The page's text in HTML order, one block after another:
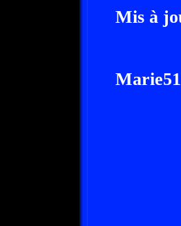
Mis à
Marie51